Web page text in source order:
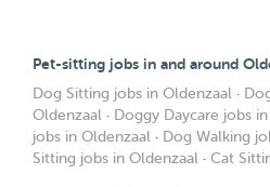
Pet-sitting jobs in and around
Dog Sitting jobs in Oldenzaal ·
Oldenzaal · Doggy Daycare jobs
jobs in Oldenzaal · Dog Walking
Sitting jobs in Oldenzaal · Cat